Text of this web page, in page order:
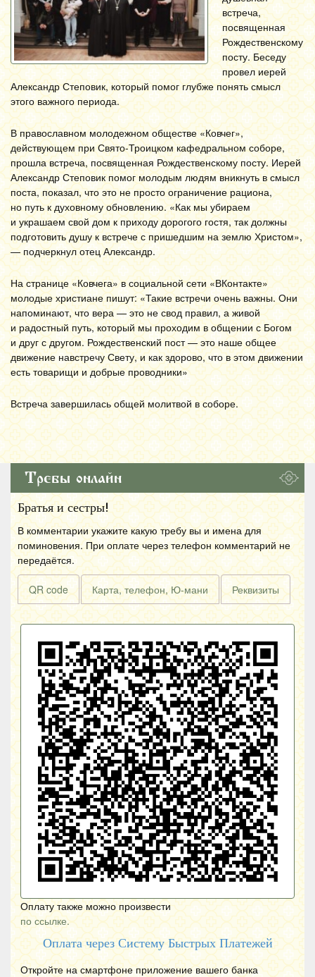
встреча,
посвященная
Рождественскому
посту. Беседу
провел иерей
Александр Степовик, который помог глубже понять смысл
этого важного периода.
В православном молодежном обществе «Ковчег»,
действующем при Свято-Троицком кафедральном соборе,
прошла встреча, посвященная Рождественскому посту. Иерей
Александр Степовик помог молодым людям вникнуть в смысл
поста, показал, что это не просто ограничение рациона,
но путь к духовному обновлению. «Как мы убираем
и украшаем свой дом к приходу дорогого гостя, так должны
подготовить душу к встрече с пришедшим на землю Христом»,
— подчеркнул отец Александр.
На странице «Ковчега» в социальной сети «ВКонтакте»
молодые христиане пишут: «Такие встречи очень важны. Они
напоминают, что вера — это не свод правил, а живой
и радостный путь, который мы проходим в общении с Богом
и друг с другом. Рождественский пост — это наше общее
движение навстречу Свету, и как здорово, что в этом движении
есть товарищи и добрые проводники»
Встреча завершилась общей молитвой в соборе.
Требы онлайн
Братья и сестры!
В комментарии укажите какую требу вы и имена для
поминовения. При оплате через телефон комментарий не
передаётся.
QR code Карта, телефон, Ю-мани Реквизиты
Оплату также можно произвести
по ссылке.
Оплата через Систему Быстрых Платежей
Откройте на смартфоне приложение вашего банка